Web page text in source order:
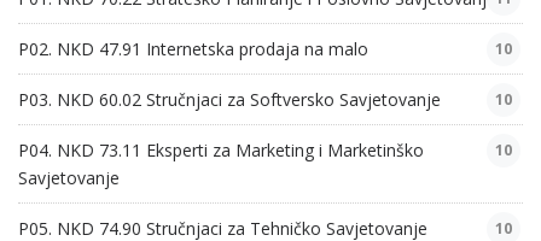
P02. NKD 47.91 Internetska prodaja na malo 10
P03. NKD 60.02 Stručnjaci za Softversko Savjetovanje 10
P04. NKD 73.11 Eksperti za Marketing i Marketinško
Savjetovanje
10
P05. NKD 74.90 Stručnjaci za Tehničko Savjetovanje 10